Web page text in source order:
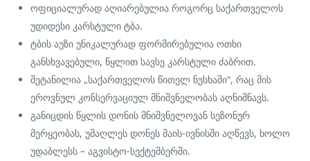
ოფიციალურად აღიარებულია როგორც საქართველოს
უდიდესი კარსტული ტბა.
ტბის აუზი უნიკალურად ფორმირებულია ოთხი
განსხვავებული, წყლით სავსე კარსტული ძაბრით.
შეტანილია „საქართველოს წითელ ნუსხაში“, რაც მის
ეროვნულ კონსერვაციულ მნიშვნელობას აღნიშნავს.
განიცდის წყლის დონის მნიშვნელოვან სეზონურ
მერყეობას, უმაღლეს დონეს მაის-ივნისში აღწევს, ხოლო
უდაბლესს – აგვისტო-სექტემბერში.